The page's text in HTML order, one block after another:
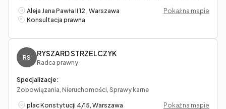
Aleja Jana Pawła II 12 , Warszawa
Pokaż na mapie
Konsultacja prawna
RS RYSZARD STRZELCZYK
Radca prawny
Specjalizacje:
Zobowiązania, Nieruchomości, Sprawy karne
plac Konstytucji 4/15, Warszawa Pokaż na mapie